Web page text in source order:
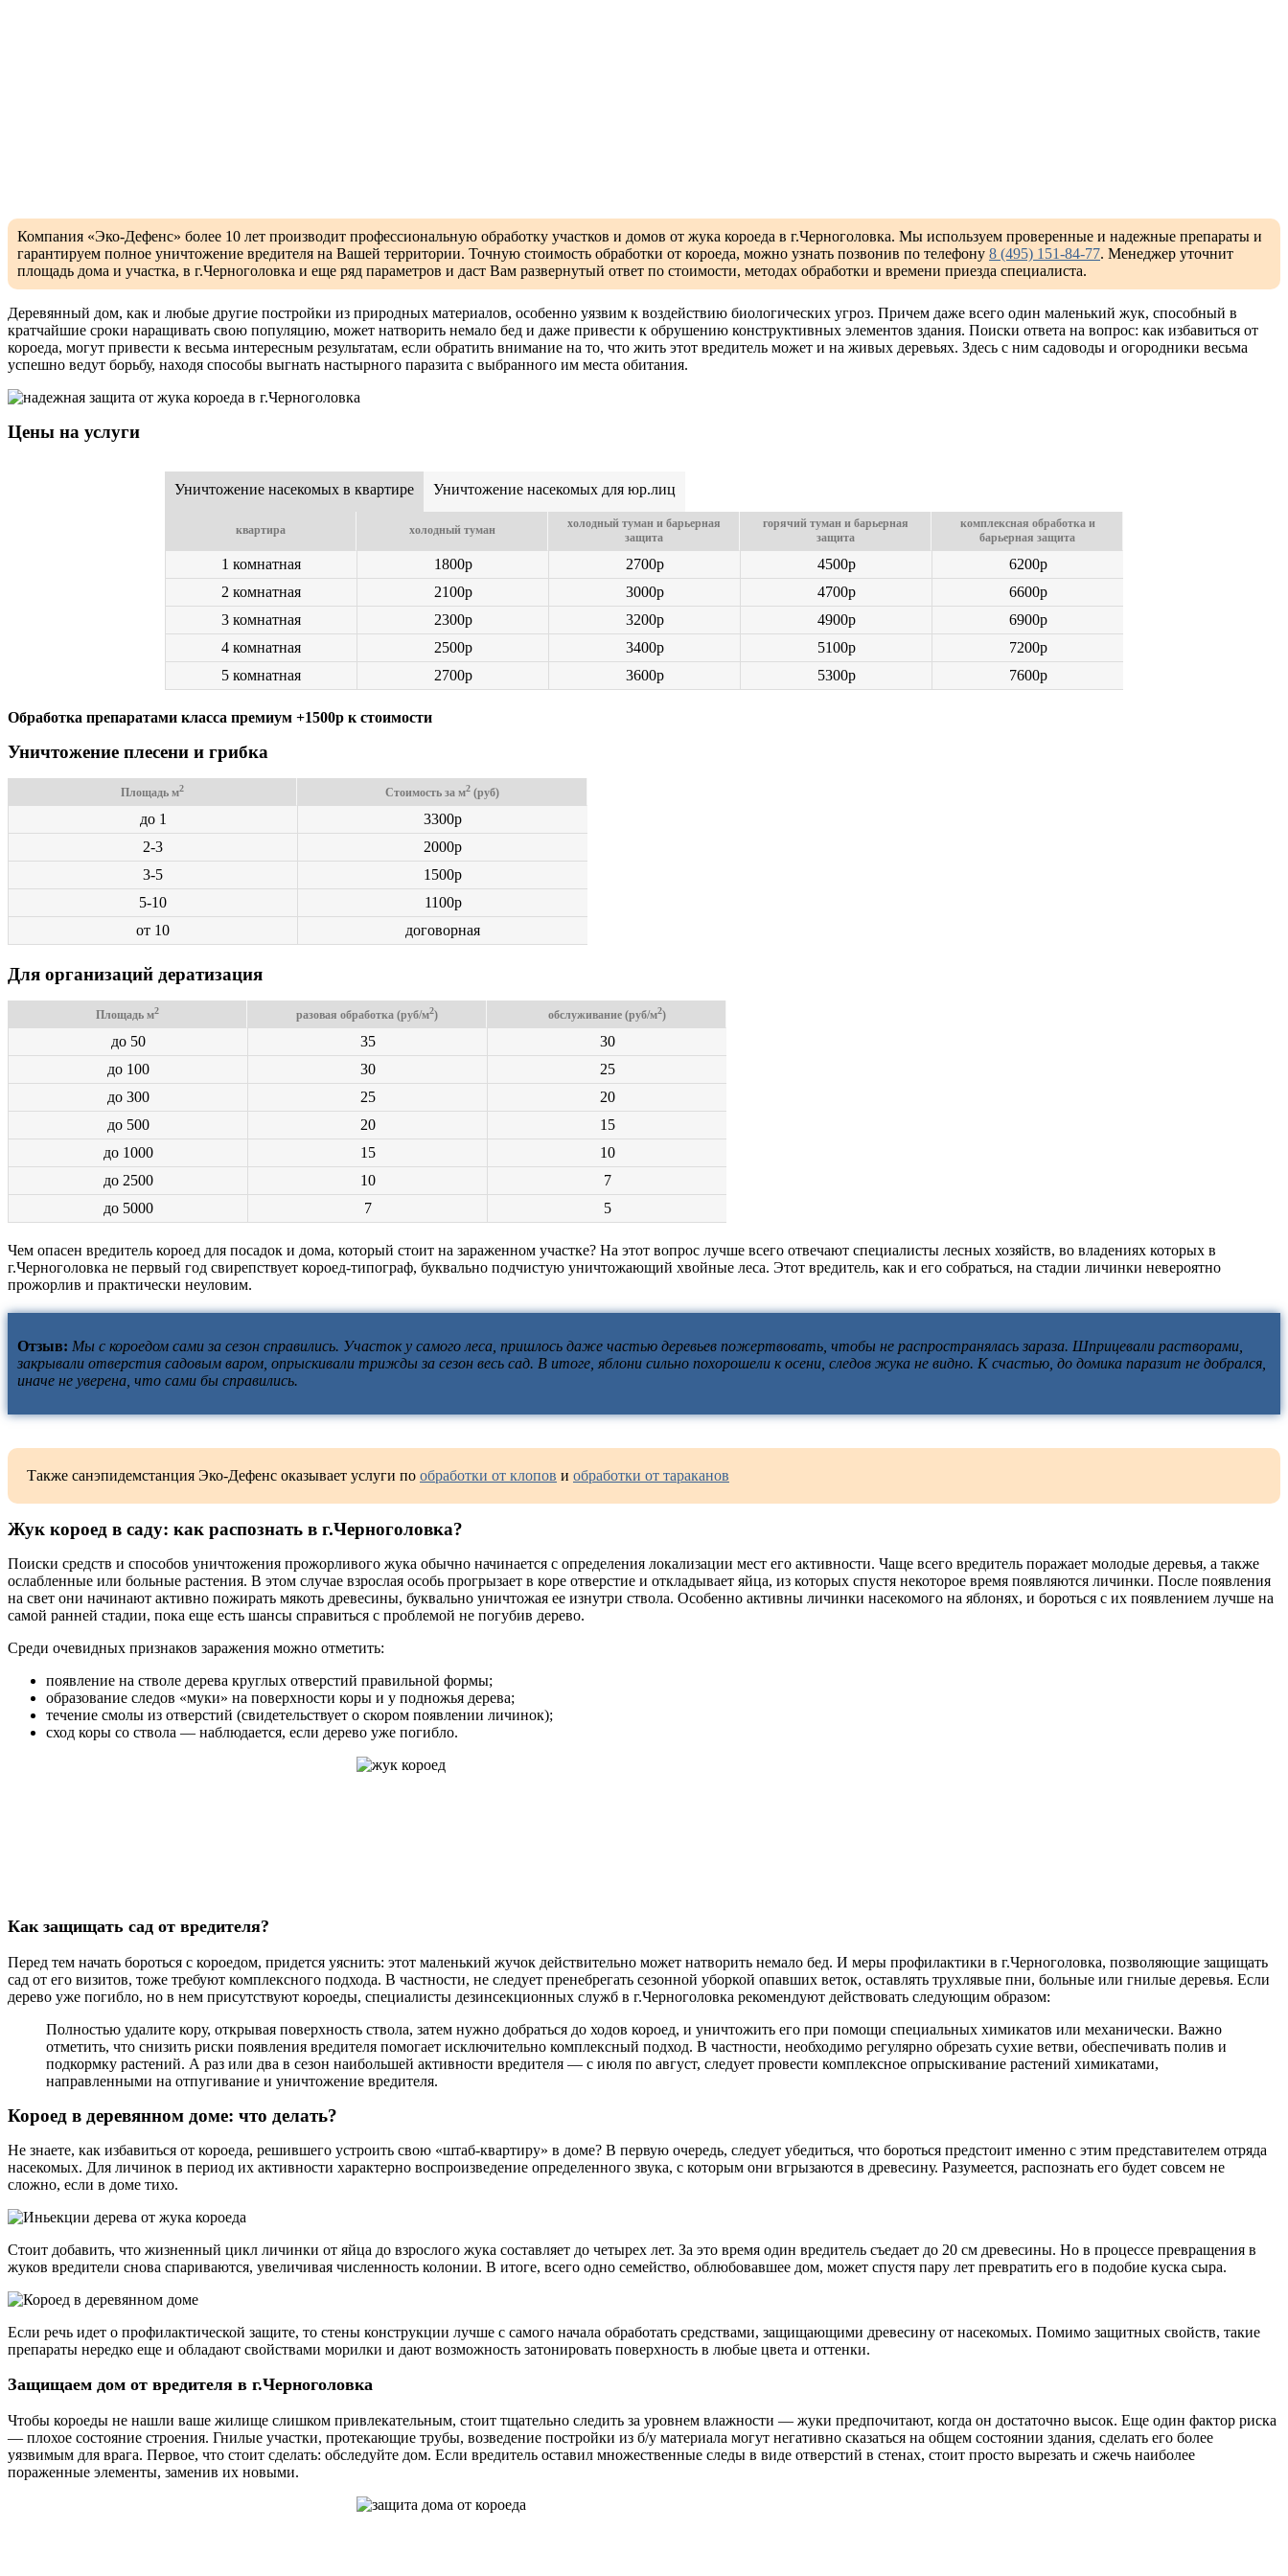
Компания «Эко-Дефенс» более 10 лет производит профессиональную обработку участков и домов от жука короеда в г.Черноголовка. Мы используем проверенные и надежные препараты и
гарантируем полное уничтожение вредителя на Вашей территории. Точную стоимость обработки от короеда, можно узнать позвонив по телефону 8 (495) 151-84-77. Менеджер уточнит
площадь дома и участка, в г.Черноголовка и еще ряд параметров и даст Вам развернутый ответ по стоимости, методах обработки и времени приезда специалиста.
Деревянный дом, как и любые другие постройки из природных материалов, особенно уязвим к воздействию биологических угроз. Причем даже всего один маленький жук, способный в
кратчайшие сроки наращивать свою популяцию, может натворить немало бед и даже привести к обрушению конструктивных элементов здания. Поиски ответа на вопрос: как избавиться от
короеда, могут привести к весьма интересным результатам, если обратить внимание на то, что жить этот вредитель может и на живых деревьях. Здесь с ним садоводы и огородники весьма
успешно ведут борьбу, находя способы выгнать настырного паразита с выбранного им места обитания.
Цены на услуги
Уничтожение насекомых в квартире Уничтожение насекомых для юр.лиц
квартира холодный туман
холодный туман и барьерная
защита
горячий туман и барьерная
защита
комплексная обработка и
барьерная защита
1 комнатная 1800p 2700p 4500p
6200p
2 комнатная
2100p 3000p 4700p
6600p
3 комнатная
2300p 3200p 4900p
6900p
4 комнатная
2500p 3400p 5100p
7200p
5 комнатная
2700p 3600p 5300p 7600p
Обработка препаратами класса премиум +1500р к стоимости
Уничтожение плесени и грибка
Площадь м2 Стоимость за м2 (руб)
до 1
3300р
2-3
2000р
3-5
1500р
5-10
1100р
от 10
договорная
Для организаций дератизация
Площадь м2 разовая обработка (руб/м2) обслуживание (руб/м2)
до 50 35
30
до 100
30
25
до 300
25
20
до 500
20
15
до 1000
15
10
до 2500
10
7
до 5000
7 5
Чем опасен вредитель короед для посадок и дома, который стоит на зараженном участке? На этот вопрос лучше всего отвечают специалисты лесных хозяйств, во владениях которых в
г.Черноголовка не первый год свирепствует короед-типограф, буквально подчистую уничтожающий хвойные леса. Этот вредитель, как и его собраться, на стадии личинки невероятно
прожорлив и практически неуловим.
Отзыв: Мы с короедом сами за сезон справились. Участок у самого леса, пришлось даже частью деревьев пожертвовать, чтобы не распространялась зараза. Шприцевали растворами,
закрывали отверстия садовым варом, опрыскивали трижды за сезон весь сад. В итоге, яблони сильно похорошели к осени, следов жука не видно. К счастью, до домика паразит не добрался,
иначе не уверена, что сами бы справились.
Также санэпидемстанция Эко-Дефенс оказывает услуги по обработки от клопов и обработки от тараканов
Жук короед в саду: как распознать в г.Черноголовка?
Поиски средств и способов уничтожения прожорливого жука обычно начинается с определения локализации мест его активности. Чаще всего вредитель поражает молодые деревья, а также
ослабленные или больные растения. В этом случае взрослая особь прогрызает в коре отверстие и откладывает яйца, из которых спустя некоторое время появляются личинки. После появления
на свет они начинают активно пожирать мякоть древесины, буквально уничтожая ее изнутри ствола. Особенно активны личинки насекомого на яблонях, и бороться с их появлением лучше на
самой ранней стадии, пока еще есть шансы справиться с проблемой не погубив дерево.
Среди очевидных признаков заражения можно отметить:
появление на стволе дерева круглых отверстий правильной формы;
образование следов «муки» на поверхности коры и у подножья дерева;
течение смолы из отверстий (свидетельствует о скором появлении личинок);
сход коры со ствола — наблюдается, если дерево уже погибло.
Как защищать сад от вредителя?
Перед тем начать бороться с короедом, придется уяснить: этот маленький жучок действительно может натворить немало бед. И меры профилактики в г.Черноголовка, позволяющие защищать
сад от его визитов, тоже требуют комплексного подхода. В частности, не следует пренебрегать сезонной уборкой опавших веток, оставлять трухлявые пни, больные или гнилые деревья. Если
дерево уже погибло, но в нем присутствуют короеды, специалисты дезинсекционных служб в г.Черноголовка рекомендуют действовать следующим образом:
Полностью удалите кору, открывая поверхность ствола, затем нужно добраться до ходов короед, и уничтожить его при помощи специальных химикатов или механически. Важно
отметить, что снизить риски появления вредителя помогает исключительно комплексный подход. В частности, необходимо регулярно обрезать сухие ветви, обеспечивать полив и
подкормку растений. А раз или два в сезон наибольшей активности вредителя — с июля по август, следует провести комплексное опрыскивание растений химикатами,
направленными на отпугивание и уничтожение вредителя.
Короед в деревянном доме: что делать?
Не знаете, как избавиться от короеда, решившего устроить свою «штаб-квартиру» в доме? В первую очередь, следует убедиться, что бороться предстоит именно с этим представителем отряда
насекомых. Для личинок в период их активности характерно воспроизведение определенного звука, с которым они вгрызаются в древесину. Разумеется, распознать его будет совсем не
сложно, если в доме тихо.
Стоит добавить, что жизненный цикл личинки от яйца до взрослого жука составляет до четырех лет. За это время один вредитель съедает до 20 см древесины. Но в процессе превращения в
жуков вредители снова спариваются, увеличивая численность колонии. В итоге, всего одно семейство, облюбовавшее дом, может спустя пару лет превратить его в подобие куска сыра.
Если речь идет о профилактической защите, то стены конструкции лучше с самого начала обработать средствами, защищающими древесину от насекомых. Помимо защитных свойств, такие
препараты нередко еще и обладают свойствами морилки и дают возможность затонировать поверхность в любые цвета и оттенки.
Защищаем дом от вредителя в г.Черноголовка
Чтобы короеды не нашли ваше жилище слишком привлекательным, стоит тщательно следить за уровнем влажности — жуки предпочитают, когда он достаточно высок. Еще один фактор риска
— плохое состояние строения. Гнилые участки, протекающие трубы, возведение постройки из б/у материала могут негативно сказаться на общем состоянии здания, сделать его более
уязвимым для врага. Первое, что стоит сделать: обследуйте дом. Если вредитель оставил множественные следы в виде отверстий в стенах, стоит просто вырезать и сжечь наиболее
пораженные элементы, заменив их новыми.